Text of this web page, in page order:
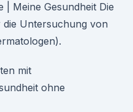
| Meine Gesundheit Die
Untersuchung von
mit
ohne